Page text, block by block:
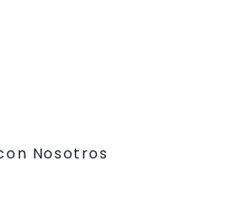
Nosotros